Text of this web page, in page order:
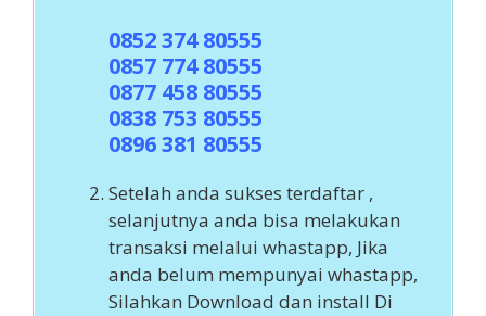
0852 374 80555
0857 774 80555
0877 458 80555
0838 753 80555
0896 381 80555
Setelah anda sukses terdaftar ,
selanjutnya anda bisa melakukan
transaksi melalui whastapp, Jika
anda belum mempunyai whastapp,
Silahkan Download dan install Di